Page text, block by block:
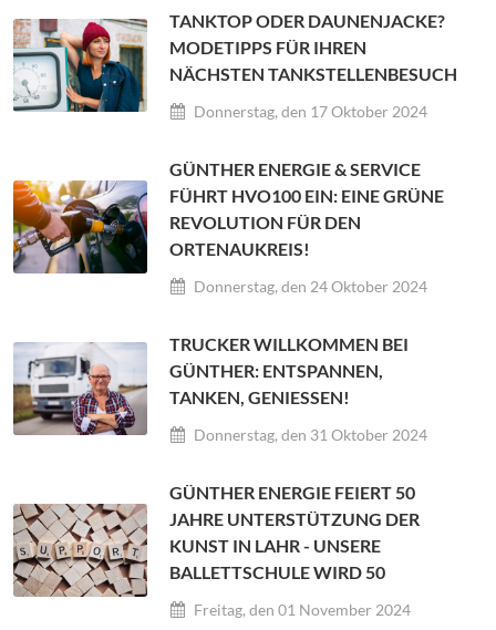
TANKTOP ODER DAUNENJACKE?
MODETIPPS FÜR IHREN
NÄCHSTEN TANKSTELLENBESUCH
Donnerstag, den 17 Oktober 2024
GÜNTHER ENERGIE & SERVICE
FÜHRT HVO100 EIN: EINE GRÜNE
REVOLUTION FÜR DEN
ORTENAUKREIS!
Donnerstag, den 24 Oktober 2024
TRUCKER WILLKOMMEN BEI
GÜNTHER: ENTSPANNEN,
TANKEN, GENIESSEN!
Donnerstag, den 31 Oktober 2024
GÜNTHER ENERGIE FEIERT 50
JAHRE UNTERSTÜTZUNG DER
KUNST IN LAHR - UNSERE
BALLETTSCHULE WIRD 50
Freitag, den 01 November 2024